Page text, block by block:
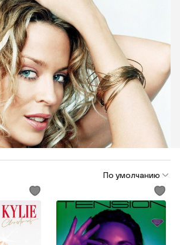
По умолчанию